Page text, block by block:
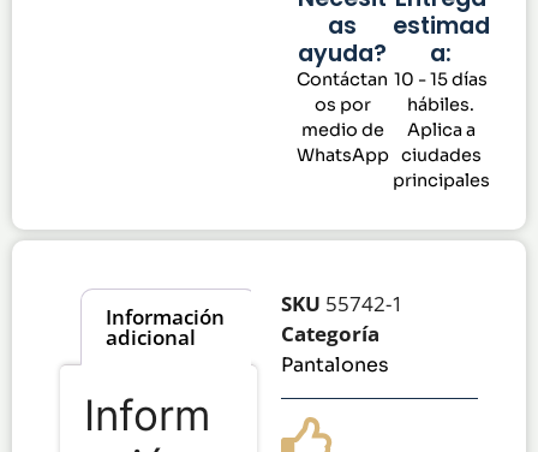
as
ayuda?
Contáctan
os por
medio de
WhatsApp
estimad
a:
10 - 15 días
hábiles.
Aplica a
ciudades
principales
Información
adicional
Inform
SKU 55742-1
Categoría
Pantalones